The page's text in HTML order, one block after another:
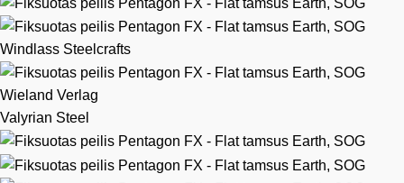
Windlass Steelcrafts
Wieland Verlag
Valyrian Steel